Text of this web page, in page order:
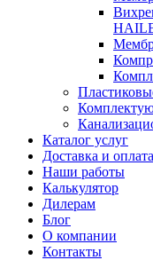
Каталог услуг
Доставка и оплата
Наши работы
Калькулятор
Дилерам
Блог
О компании
Контакты